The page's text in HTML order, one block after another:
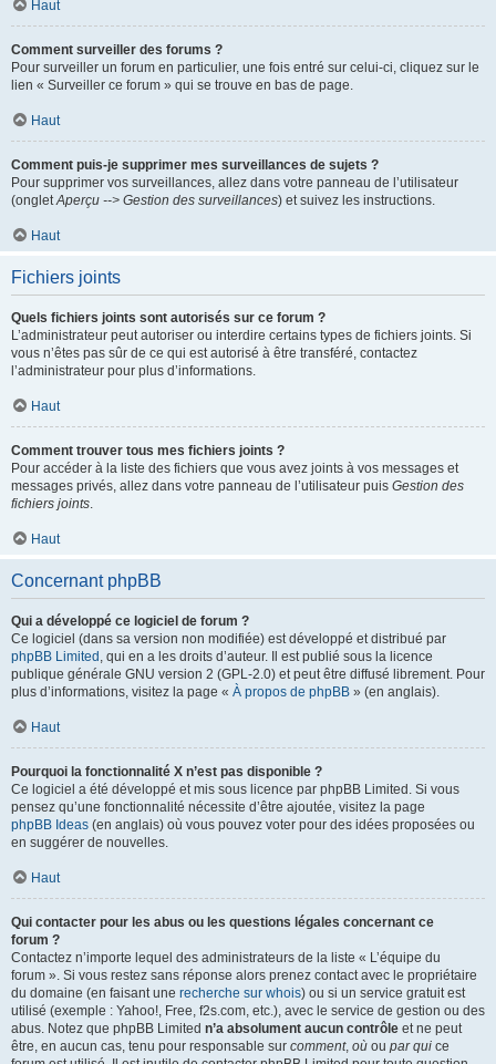
Haut
Comment surveiller des forums ?
Pour surveiller un forum en particulier, une fois entré sur celui-ci, cliquez sur le
lien « Surveiller ce forum » qui se trouve en bas de page.
Haut
Comment puis-je supprimer mes surveillances de sujets ?
Pour supprimer vos surveillances, allez dans votre panneau de l’utilisateur
(ongletAperçu --> Gestion des surveillances) et suivez les instructions.
Haut
Fichiers joints
Quels fichiers joints sont autorisés sur ce forum ?
L’administrateur peut autoriser ou interdire certains types de fichiers joints. Si
vous n’êtes pas sûr de ce qui est autorisé à être transféré, contactez
l’administrateur pour plus d’informations.
Haut
Comment trouver tous mes fichiers joints ?
Pour accéder à la liste des fichiers que vous avez joints à vos messages et
messages privés, allez dans votre panneau de l’utilisateur puis Gestion des
fichiers joints.
Haut
Concernant phpBB
Qui a développé ce logiciel de forum ?
Ce logiciel (dans sa version non modifiée) est développé et distribué par
phpBB Limited , qui en a les droits d’auteur. Il est publié sous la licence
publique générale GNU version 2 (GPL-2.0) et peut être diffusé librement. Pour
plus d’informations, visitez la page « À propos de phpBB » (en anglais).
Haut
Pourquoi la fonctionnalité X n’est pas disponible ?
Ce logiciel a été développé et mis sous licence par phpBB Limited. Si vous
pensez qu’une fonctionnalité nécessite d’être ajoutée, visitez la page
phpBB Ideas (en anglais) où vous pouvez voter pour des idées proposées ou
en suggérer de nouvelles.
Haut
Qui contacter pour les abus ou les questions légales concernant ce
forum ?
Contactez n’importe lequel des administrateurs de la liste « L’équipe du
forum ». Si vous restez sans réponse alors prenez contact avec le propriétaire
du domaine (en faisant une recherche sur whois) ou si un service gratuit est
utilisé (exemple : Yahoo!, Free, f2s.com, etc.), avec le service de gestion ou des
abus. Notez que phpBB Limited n’a absolument aucun contrôle et ne peut
être, en aucun cas, tenu pour responsable sur comment, où ou par qui ce